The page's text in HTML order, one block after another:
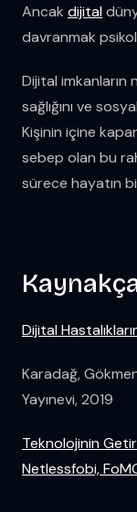
Ancak dijital
davranmak
Dijital imkanların
sağlığını ve
Kişinin içine
sebep olan bu
sürece hayatın
Dijital
Karadağ,
Yayınevi, 2019
Teknolojinin
Netlessfobi,